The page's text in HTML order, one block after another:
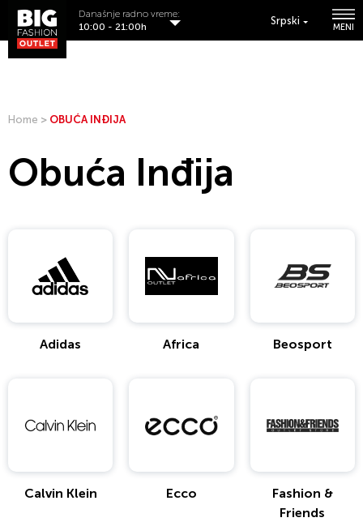
Srpski
MENI
Današnje radno vreme:
10:00 - 21:00h
Home > OBUĆA INĐIJA
Obuća Inđija
Adidas Africa Beosport
Calvin Klein Ecco
Fashion &
Friends